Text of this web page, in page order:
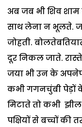
अब जब भी शिव
साथ लेना न भूलते.
जोहती.
दूर निकल जाते.
जया भी उन के
कभी गगनचुंबी पेड़ों
मिटाते तो कभी
पक्षियों से बच्चों की